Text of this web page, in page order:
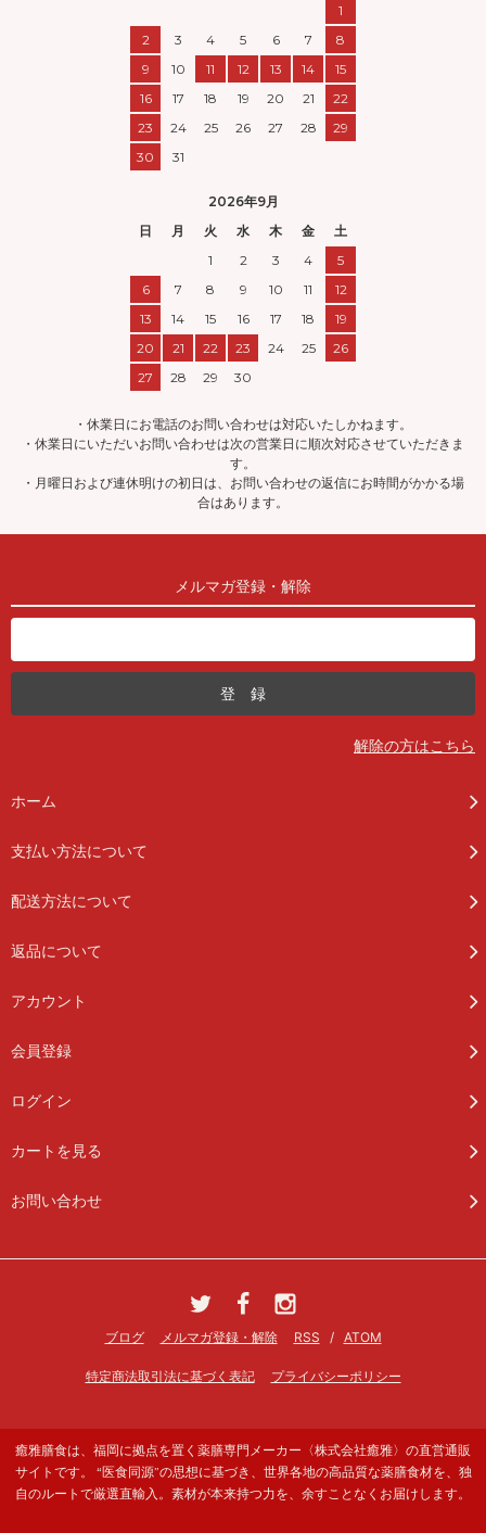
1
2
3 4 5 6 7
8
9
10 11 12 13 14
15
16
17 18 19 20 21
22
23
24 25 26 27 28
29
30
31
2026年9月
日
月 火 水 木 金
土
1
2 3 4
5
6
7 8 9 10 11
12
13
14 15 16 17 18
19
20
21 22 23 24 25
26
27
28 29 30
・休業日にお電話のお問い合わせは対応いたしかねます。
・休業日にいただいお問い合わせは次の営業日に順次対応させていただきま
す。
・月曜日および連休明けの初日は、お問い合わせの返信にお時間がかかる場
合はあります。
メルマガ登録・解除
解除の方はこちら
ホーム
支払い方法について
配送方法について
返品について
アカウント
会員登録
ログイン
カートを見る
お問い合わせ
ブログ メルマガ登録・解除 RSS / ATOM
特定商法取引法に基づく表記 プライバシーポリシー
癒雅膳食は、福岡に拠点を置く薬膳専門メーカー〈株式会社癒雅〉の直営通販
サイトです。 “医食同源”の思想に基づき、世界各地の高品質な薬膳食材を、独
自のルートで厳選直輸入。素材が本来持つ力を、余すことなくお届けします。